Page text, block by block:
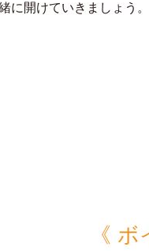
に開けていきましょう。
《